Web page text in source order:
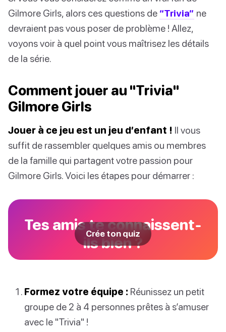
Gilmore Girls, alors ces questions de “Trivia” ne
devraient pas vous poser de problème ! Allez,
voyons voir à quel point vous maîtrisez les détails
de la série.
Comment jouer au "Trivia"
Gilmore Girls
Jouer à ce jeu est un jeu d’enfant ! Il vous
suffit de rassembler quelques amis ou membres
de la famille qui partagent votre passion pour
Gilmore Girls. Voici les étapes pour démarrer :
Tes amis te connaissent-
ils bien ?
Crée ton quiz
Formez votre équipe : Réunissez un petit
groupe de 2 à 4 personnes prêtes à s’amuser
avec le "Trivia" !